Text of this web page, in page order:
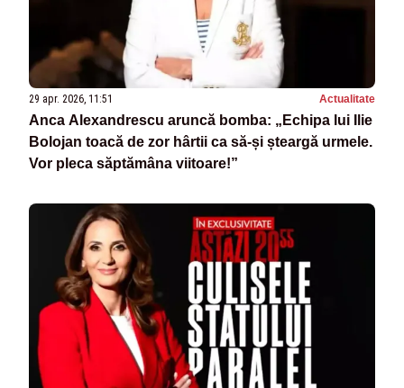
29 apr. 2026, 11:51 Actualitate
Anca Alexandrescu aruncă bomba: „Echipa lui Ilie
Bolojan toacă de zor hârtii ca să-și șteargă urmele.
Vor pleca săptămâna viitoare!”